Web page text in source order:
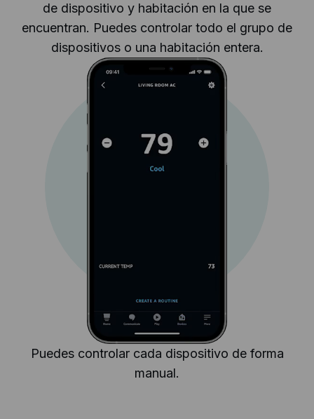
de dispositivo y habitación en la que se
encuentran. Puedes controlar todo el grupo de
dispositivos o una habitación entera.
Puedes controlar cada dispositivo de forma
manual.